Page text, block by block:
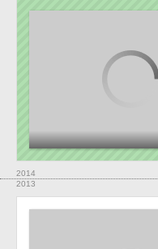
2014
2013